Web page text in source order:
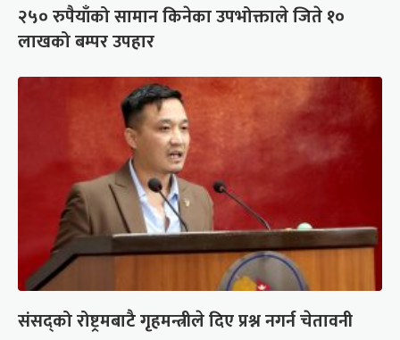
२५० रुपैयाँको सामान किनेका उपभोक्ताले जिते १०
लाखको बम्पर उपहार
संसद्को रोष्ट्रमबाटै गृहमन्त्रीले दिए प्रश्न नगर्न चेतावनी